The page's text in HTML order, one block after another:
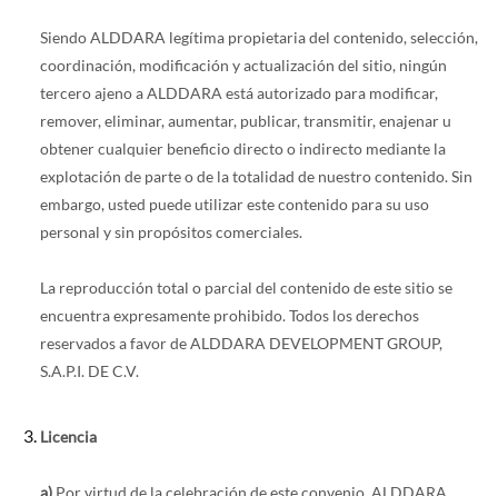
Siendo ALDDARA legítima propietaria del contenido, selección,
coordinación, modificación y actualización del sitio, ningún
tercero ajeno a ALDDARA está autorizado para modificar,
remover, eliminar, aumentar, publicar, transmitir, enajenar u
obtener cualquier beneficio directo o indirecto mediante la
explotación de parte o de la totalidad de nuestro contenido. Sin
embargo, usted puede utilizar este contenido para su uso
personal y sin propósitos comerciales.
La reproducción total o parcial del contenido de este sitio se
encuentra expresamente prohibido. Todos los derechos
reservados a favor de ALDDARA DEVELOPMENT GROUP,
S.A.P.I. DE C.V.
Licencia